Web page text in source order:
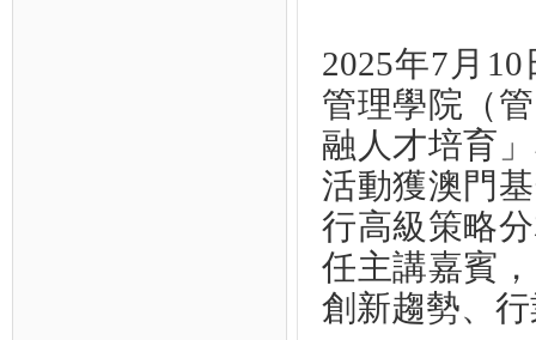
2025年7月
管理學院（
融人才培育
活動獲澳門
行高級策略
任主講嘉賓
創新趨勢、